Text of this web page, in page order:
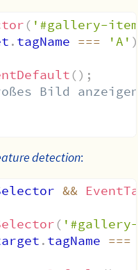
( '#gallery-
. tagName === 'A' )
() ;
Bild anzeigen
detection:
&&
(
. tagName ===